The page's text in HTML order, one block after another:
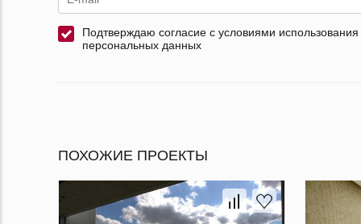
Подтверждаю согласие с условиями использования
персональных данных
ПОХОЖИЕ ПРОЕКТЫ